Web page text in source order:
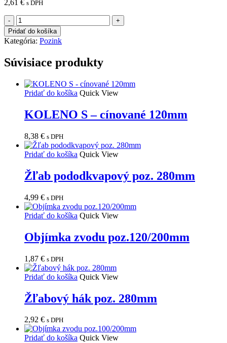
2,61 € s DPH
množstvo
koleno
poz.
72°
falcované
80mm
Pridať do košíka
Kategória: Pozink
Súvisiace produkty
Pridať do košíka Quick View
KOLENO S – cínované 120mm
8,38 € s DPH
Pridať do košíka Quick View
Žľab pododkvapový poz. 280mm
4,99 € s DPH
Pridať do košíka Quick View
Objímka zvodu poz.120/200mm
1,87 € s DPH
Pridať do košíka Quick View
Žľabový hák poz. 280mm
2,92 € s DPH
Pridať do košíka Quick View